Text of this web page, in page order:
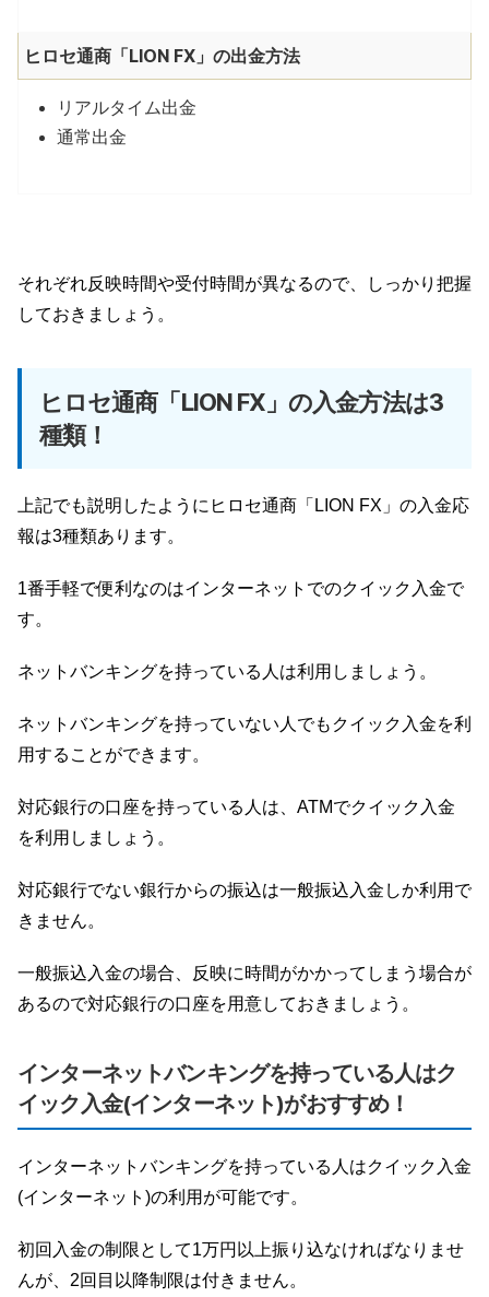
ヒロセ通商「LION FX」の出金方法
リアルタイム出金
通常出金
それぞれ反映時間や受付時間が異なるので、しっかり把握
しておきましょう。
ヒロセ通商「LION FX」の入金方法は3
種類！
上記でも説明したようにヒロセ通商「LION FX」の入金応
報は3種類あります。
1番手軽で便利なのはインターネットでのクイック入金で
す。
ネットバンキングを持っている人は利用しましょう。
ネットバンキングを持っていない人でもクイック入金を利
用することができます。
対応銀行の口座を持っている人は、ATMでクイック入金
を利用しましょう。
対応銀行でない銀行からの振込は一般振込入金しか利用で
きません。
一般振込入金の場合、反映に時間がかかってしまう場合が
あるので対応銀行の口座を用意しておきましょう。
インターネットバンキングを持っている人はク
イック入金(インターネット)がおすすめ！
インターネットバンキングを持っている人はクイック入金
(インターネット)の利用が可能です。
初回入金の制限として1万円以上振り込なければなりませ
んが、2回目以降制限は付きません。